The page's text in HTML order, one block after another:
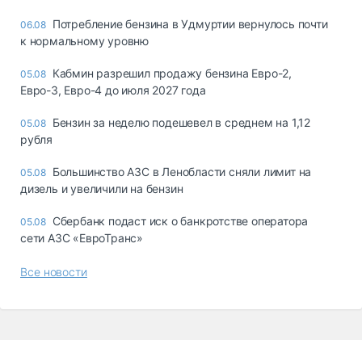
06.08 Потребление бензина в Удмуртии вернулось почти
к нормальному уровню
05.08 Кабмин разрешил продажу бензина Евро-2,
Евро-3, Евро-4 до июля 2027 года
05.08 Бензин за неделю подешевел в среднем на 1,12
рубля
05.08 Большинство АЗС в Ленобласти сняли лимит на
дизель и увеличили на бензин
05.08 Сбербанк подаст иск о банкротстве оператора
сети АЗС «ЕвроТранс»
Все новости